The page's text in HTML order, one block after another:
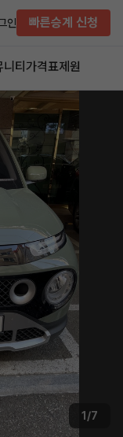
인 빠른승계 신청
티 가격표제원
1/7